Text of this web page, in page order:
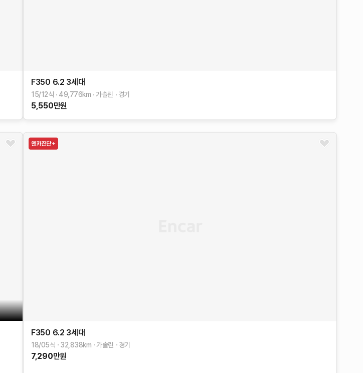
F350 6.2 3세대
15/12식 49,776km 가솔린 경기
5,550만원
F350 6.2 3세대
18/05식 32,838km 가솔린 경기
7,290만원